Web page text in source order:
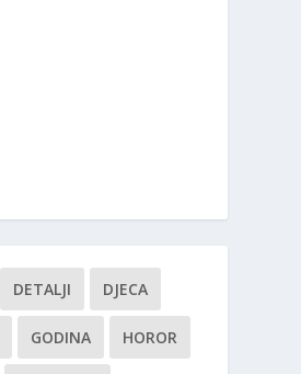
DETALJI DJECA
GODINA HOROR